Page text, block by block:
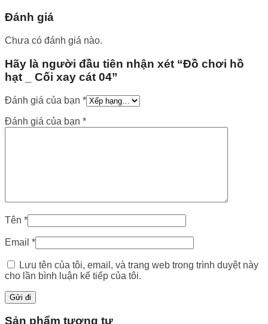
Đánh giá
Chưa có đánh giá nào.
Hãy là người đầu tiên nhận xét “Đồ chơi hồ
hạt _ Cối xay cát 04”
Đánh giá của bạn *
Đánh giá của bạn *
Tên *
Email *
Lưu tên của tôi, email, và trang web trong trình duyệt này
cho lần bình luận kế tiếp của tôi.
Sản phẩm tương tự